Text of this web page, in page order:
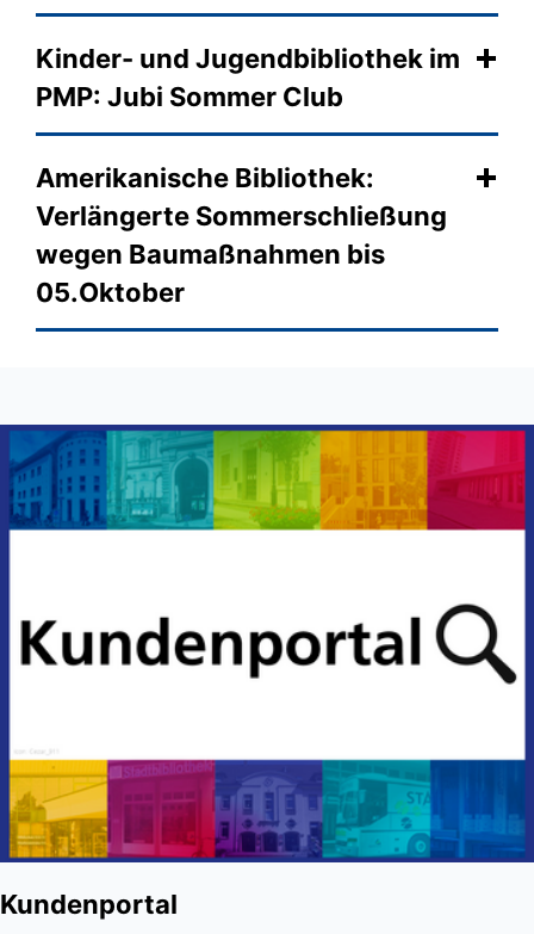
Kinder- und Jugendbibliothek im
PMP: Jubi Sommer Club
Amerikanische Bibliothek:
Verlängerte Sommerschließung
wegen Baumaßnahmen bis
05.Oktober
Kundenportal